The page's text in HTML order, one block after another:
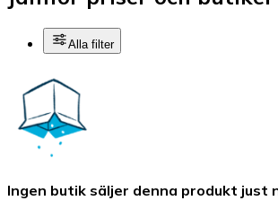
Alla filter
Ingen butik säljer denna produkt just